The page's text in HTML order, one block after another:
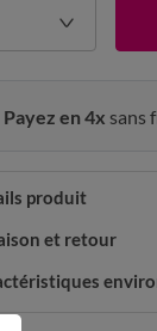
Payez en 4x sans
produit
et retour